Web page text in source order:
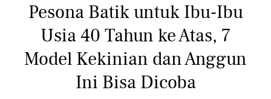
Pesona Batik untuk Ibu-Ibu
Usia 40 Tahun ke Atas, 7
Model Kekinian dan Anggun
Ini Bisa Dicoba